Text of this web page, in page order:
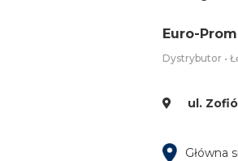
Euro-
Dystrybutor •
ul.
Główna